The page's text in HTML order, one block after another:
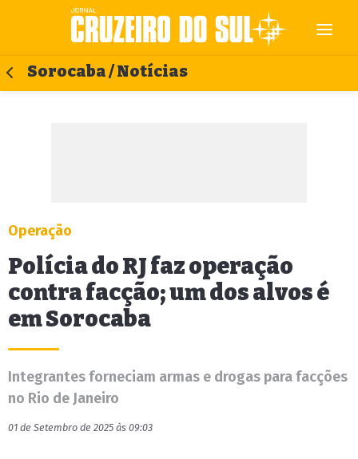
Sorocaba / Notícias
Operação
Polícia do RJ faz operação
contra facção; um dos alvos é
em Sorocaba
Integrantes forneciam armas e drogas para facções
no Rio de Janeiro
01 de Setembro de 2025 às 09:03